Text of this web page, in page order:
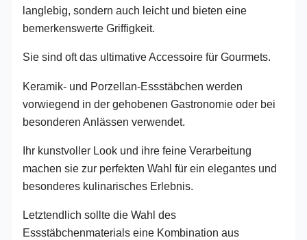
langlebig, sondern auch leicht und bieten eine
bemerkenswerte Griffigkeit.
Sie sind oft das ultimative Accessoire für Gourmets.
Keramik- und Porzellan-Essstäbchen werden
vorwiegend in der gehobenen Gastronomie oder bei
besonderen Anlässen verwendet.
Ihr kunstvoller Look und ihre feine Verarbeitung
machen sie zur perfekten Wahl für ein elegantes und
besonderes kulinarisches Erlebnis.
Letztendlich sollte die Wahl des
Essstäbchenmaterials eine Kombination aus